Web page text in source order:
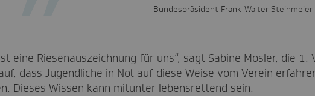
Bundespräsident Frank-Walter Steinmeier
eine Riesenauszeichnung für uns“, sagt Sabine Mosler, die
dass Jugendliche in Not auf diese Weise vom Verein
Dieses Wissen kann mitunter lebensrettend sein.